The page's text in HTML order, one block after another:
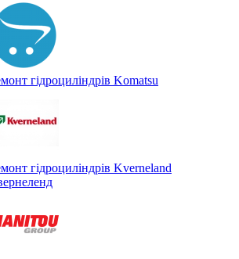
гідроциліндрів Komatsu
гідроциліндрів Kverneland